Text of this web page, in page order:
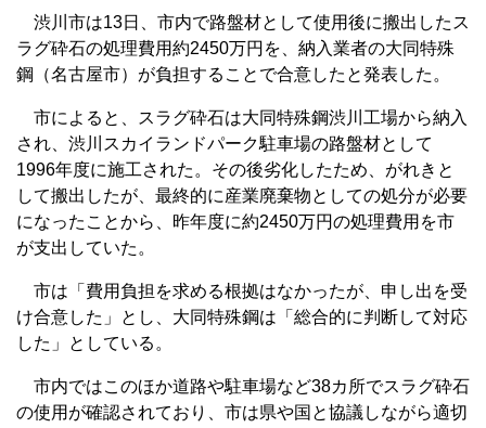
渋川市は13日、市内で路盤材として使用後に搬出したス
ラグ砕石の処理費用約2450万円を、納入業者の大同特殊
鋼（名古屋市）が負担することで合意したと発表した。
市によると、スラグ砕石は大同特殊鋼渋川工場から納入
され、渋川スカイランドパーク駐車場の路盤材として
1996年度に施工された。その後劣化したため、がれきと
して搬出したが、最終的に産業廃棄物としての処分が必要
になったことから、昨年度に約2450万円の処理費用を市
が支出していた。
市は「費用負担を求める根拠はなかったが、申し出を受
け合意した」とし、大同特殊鋼は「総合的に判断して対応
した」としている。
市内ではこのほか道路や駐車場など38カ所でスラグ砕石
の使用が確認されており、市は県や国と協議しながら適切